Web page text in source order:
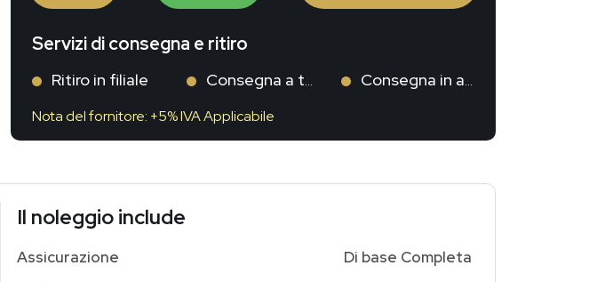
Servizi di consegna e ritiro
Ritiro in filiale Consegna a te Consegna in aeroporto
Nota del fornitore: +5% IVA Applicabile
Il noleggio include
Assicurazione
Di base Completa